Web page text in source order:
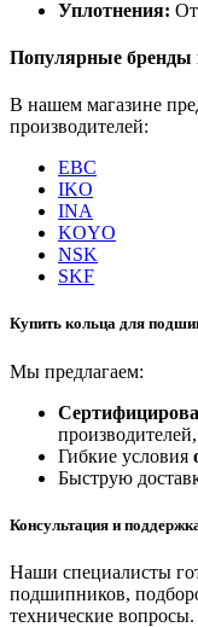
Уплотнения:
Популярные бренды
В нашем магазине
производителей:
EBC
IKO
INA
KOYO
NSK
SKF
Купить кольца для
Мы предлагаем:
производителей,
Гибкие условия
Быструю
Консультация и
Наши специалисты
подшипников,
технические вопросы.